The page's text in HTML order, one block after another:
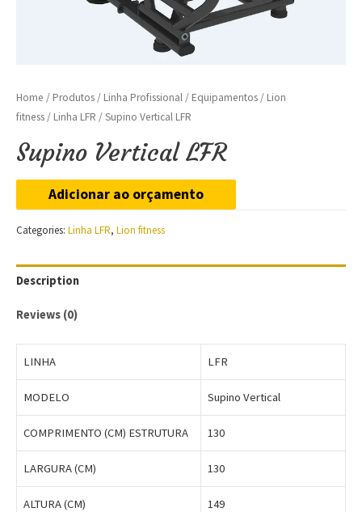
Home / Produtos / Linha Profissional / Equipamentos / Lion
fitness / Linha LFR / Supino Vertical LFR
Supino Vertical LFR
Adicionar ao orçamento
Categories: Linha LFR, Lion fitness
Description
Reviews (0)
LINHA LFR
MODELO Supino Vertical
COMPRIMENTO (CM) ESTRUTURA 130
LARGURA (CM) 130
ALTURA (CM) 149